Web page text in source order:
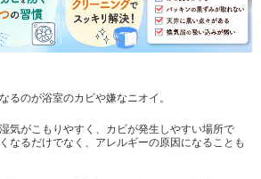
るのが浴室のカビや嫌なニオイ。
気がこもりやすく、カビが発生しやすい場所で
なるだけでなく、アレルギーの原因になることも